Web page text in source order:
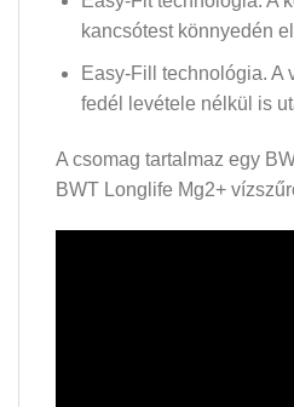
kancsótest könnyedén
Easy-Fill technológia. A
fedél levétele nélkül is
A csomag tartalmaz egy
BWT Longlife Mg2+